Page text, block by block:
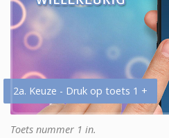
2a. Keuze - Druk op toets 1 +
Toets nummer 1 in.